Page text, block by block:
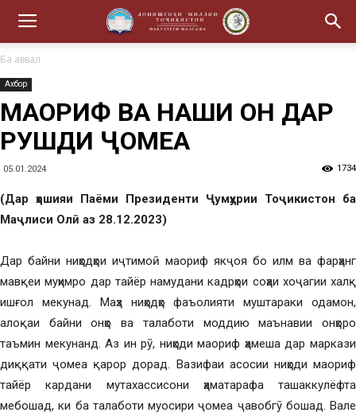
Ба аввал
Ахбор
МАОРИФ ВА НАҚШИ ОН ДАР
РУШДИ ҶОМЕА
05.01.2024 1734
(Дар ҳошияи Паёми Президенти Ҷумҳурии Тоҷикистон ба
Маҷлиси Олӣ аз 28.12.2023)
Дар байни ниҳодҳои иҷтимоӣ маориф якҷоя бо илм ва фарҳанг
мавқеи муҳимро дар тайёр намудани кадрҳои соҳаи хоҷагии халқ
ишғол мекунад. Маҳз ниҳодҳо фаъолияти муштараки одамон,
алоқаи байни онҳо ва талаботи моддию маънавии онҳоро
таъмин мекунанд. Аз ин рӯ, ниҳоди маориф ҳамеша дар маркази
диққати ҷомеа қарор дорад. Вазифаи асосии ниҳоди маориф
тайёр кардани мутахассисони ҳаматарафа ташаккулёфта
мебошад, ки ба талаботи муосири ҷомеа ҷавобгӯ бошад. Вале